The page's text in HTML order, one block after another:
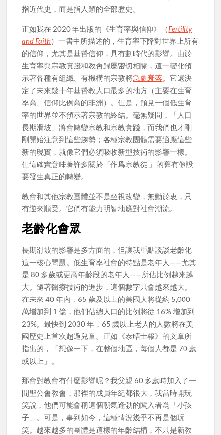
指近代史，而是指人類的全部歷史。
正如我在 2020 年出版的《生育率與信仰》（Fertility
and Faith）一書中所描述的，生育率下降對世界上所有
的信仰，尤其是基督信仰，具有劃時代的影響。由於
生育率與宗教實踐和教會歸屬密切相關，這一變化預
示著各種有組織、有機構的宗教將急劇衰落。它還決
定了未來幾十年基督教人口最多的地方（主要在生育
率高、信仰比例高的非洲）。但是，預見一個低生育
率的世界並不預示著宗教的終結。毫無疑問，「人口
長期滑坡」將會轉變宗教和宗教實踐，而我們也才剛
剛開始注意到這些趨勢；各種宗教團體需要適應這些
新的現實，就像它們必須吸收新型技術的影響一樣。
但這確實意味著許多關於「作爲宗教徒 」的舊有假設
要發生真正的轉變。
教會和其他宗教團體並不是坐視改變，無動於衷，只
有逆來順受。它們有能力明智地應對社會潮流。
老齡化會眾
長期滑坡的影響是多方面的，但讓我重點談談老齡化
這一核心問題。低生育率社會的特點是老年人——尤其
是 80 多歲或更高年齡段的老年人——所佔比例越來越
大。隨著醫療技術的進步，這個數字只會越來越大。
在未來 40 年內，65 歲及以上的美國人將從約 5,000
萬增加到 1 億，他們佔總人口的比例將從 16% 增加到
23%。最快到 2030 年，65 歲以上老人的人數將在美
國歷史上首次超過兒童。正如《泰晤士報》的文章所
指出的，「想像一下，在整個地區，每個人都是 70 歲
或以上」。
那會對教會有什麼影響呢？我父親 60 多歲時加入了一
間聖公會教會，那裡的成員年紀都很大，我當時開玩
笑說，他們可能會稱這個朝氣逢勃的闖入者爲「小孩
子」。可是，事到如今，這種情況幾乎不再是個玩
笑。越來越多的團體是這樣的年齡結構，不只是新教